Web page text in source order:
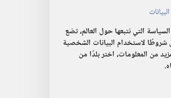
التي نتبعها حول العالم،‏ تضع
لاستخدام البيانات الشخصية
من المعلومات،‏ اختر بلدًا من